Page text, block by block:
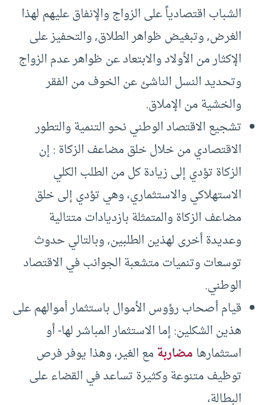
الشباب اقتصادياً على الزواج والإنفاق عليهم لهذا
الغرض, وتبغيض ظواهر الطلاق, والتحفيز على
الإكثار من الأولاد والابتعاد عن ظواهر عدم الزواج
وتحديد النسل الناشئ عن الخوف من الفقر
والخشية من الإملاق.
تشجيع الاقتصاد الوطني نحو التنمية والتطور
الاقتصادي من خلال خلق مضاعف الزكاة : إن
الزكاة تؤدي إلى زيادة كل من الطلب الكلي
الاستهلاكي والاستثماري، وهي تؤدي إلى خلق
مضاعف الزكاة والمتمثلة بازديادات متتالية
وعديدة أخرى لهذين الطلبين, وبالتالي حدوث
توسعات وتنميات متشعبة الجوانب في الاقتصاد
الوطني.
قيام أصحاب رؤوس الأموال باستثمار أموالهم على
هذين الشكلين: إما الاستثمار المباشر لها- أو
استثمارهامضاربةمع الغير، وهذا يوفر فرص
توظيف متنوعة وكثيرة تساعد في القضاء على
البطالة،